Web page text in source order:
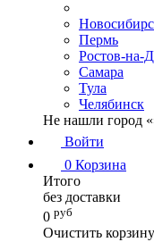
Пермь
Ростов-на-
Самара
Тула
Челябинск
Не нашли город «
Войти
0 Корзина
Итого
без доставки
0 руб
Очистить корзину